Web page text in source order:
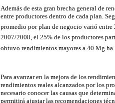
Además de esta gran brecha general de
entre productores dentro de cada plan.
promedio por plan de negocio varió entre
2007/2008, el 25% de los productores
obtuvo rendimientos mayores a 40 Mg ha
Para avanzar en la mejora de los
rendimientos reales alcanzados por los
necesario conocer las causas que
permitirá ajustar las recomendaciones